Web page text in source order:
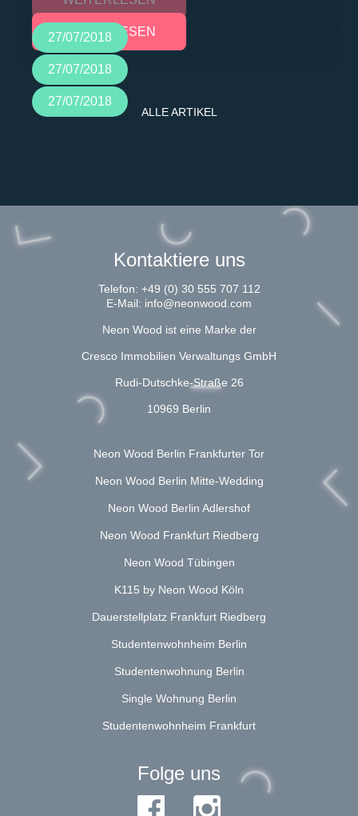
27/07/2018
27/07/2018
27/07/2018
WEITERLESEN
ALLE ARTIKEL
Kontaktiere uns
Telefon: +49 (0) 30 555 707 112
E-Mail: info@neonwood.com
Neon Wood ist eine Marke der
Cresco Immobilien Verwaltungs GmbH
Rudi-Dutschke-Straße 26
10969 Berlin
Neon Wood Berlin Frankfurter Tor
Neon Wood Berlin Mitte-Wedding
Neon Wood Berlin Adlershof
Neon Wood Frankfurt Riedberg
Neon Wood Tübingen
K115 by Neon Wood Köln
Dauerstellplatz Frankfurt Riedberg
Studentenwohnheim Berlin
Studentenwohnung Berlin
Single Wohnung Berlin
Studentenwohnheim Frankfurt
Folge uns